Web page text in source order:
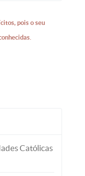
pois o seu
Católicas